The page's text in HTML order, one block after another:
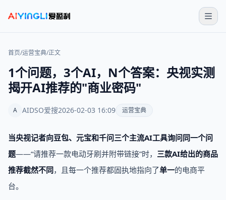
首页/运营宝典/正文
1个问题，3个AI，N个答案：央视实测
揭开AI推荐的"商业密码"
A AIDSO爱搜2026-02-03 16:09 运营宝典
当央视记者向豆包、元宝和千问三个主流AI工具询问同一个问
题——“请推荐一款电动牙刷并附带链接”时， 三款AI给出的商品
推荐截然不同，且每一个推荐都固执地指向了单一的电商平
台。